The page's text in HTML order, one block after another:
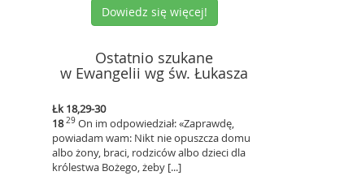
Dowiedz się więcej!
Ostatnio szukane
w Ewangelii wg św. Łukasza
Łk 18,29-30
1829 On im odpowiedział: «Zaprawdę,
powiadam wam: Nikt nie opuszcza domu
albo żony, braci, rodziców albo dzieci dla
królestwa Bożego, żeby [...]